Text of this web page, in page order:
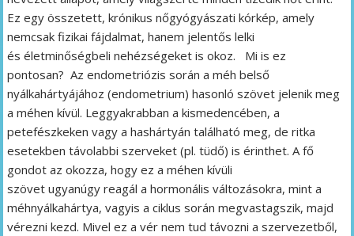
Ez egy összetett, krónikus nőgyógyászati kórkép, amely
nemcsak fizikai fájdalmat, hanem jelentős lelki
és életminőségbeli nehézségeket is okoz. Mi is ez
pontosan? Az endometriózis során a méh belső
nyálkahártyájához (endometrium) hasonló szövet jelenik meg
a méhen kívül. Leggyakrabban a kismedencében, a
petefészkeken vagy a hashártyán található meg, de ritka
esetekben távolabbi szerveket (pl. tüdő) is érinthet. A fő
gondot az okozza, hogy ez a méhen kívüli
szövet ugyanúgy reagál a hormonális változásokra, mint a
méhnyálkahártya, vagyis a ciklus során megvastagszik, majd
vérezni kezd. Mivel ez a vér nem tud távozni a szervezetből,